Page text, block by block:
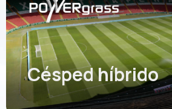
Césped híbrido